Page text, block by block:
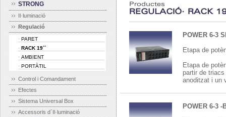
STRONG
Il·luminació
Regulació
· PARET
· RACK 19´´
· AMBIENT
· PORTÀTIL
Control i Comandament
Efectes
Sistema Universal Box
Accessoris d´Il·luminació
Productes
REGULACIÓ· RACK
POWER 6-3
Etapa de
Etapa de
partir de triacs
anoditzat i un
POWER 6-3 -